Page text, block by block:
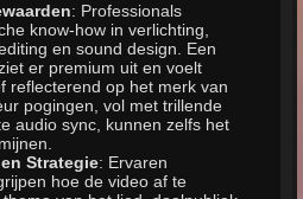
: Professionals
know-how in verlichting,
en sound design. Een
er premium uit en voelt
reflecterend op het merk van
pogingen, vol met trillende
audio sync, kunnen zelfs het
Strategie: Ervaren
hoe de video af te